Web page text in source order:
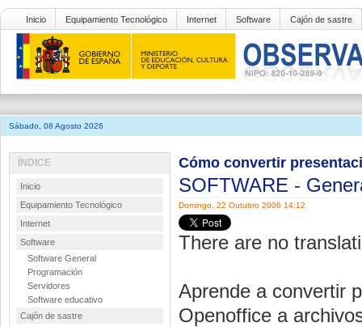
Inicio Equipamiento Tecnológico Internet Software Cajón de sastre
Sábado, 08 Agosto 2026
Cómo convertir
SOFTWARE -
Domingo, 22 Outubro 2006 14:12
There are no
Aprende a convertir
Openoffice a
ÍNDICE
Inicio
Equipamiento Tecnológico
Internet
Software
Software General
Programación
Servidores
Software educativo
Cajón de sastre